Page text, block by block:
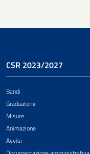
CSR 2023/2027
Bandi
Graduatorie
Misure
Animazione
Avvisi